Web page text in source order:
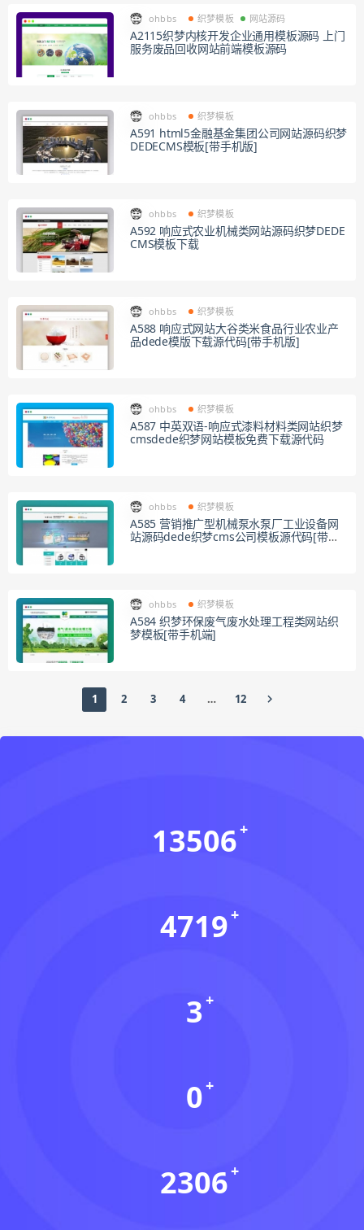
ohbbs 织梦模板 网站源码
A2115织梦内核开发企业通用模板源码 上门
服务废品回收网站前端模板源码
ohbbs 织梦模板
A591 html5金融基金集团公司网站源码织梦
DEDECMS模板[带手机版]
ohbbs 织梦模板
A592 响应式农业机械类网站源码织梦DEDE
CMS模板下载
ohbbs 织梦模板
A588 响应式网站大谷类米食品行业农业产
品dede模版下载源代码[带手机版]
ohbbs 织梦模板
A587 中英双语-响应式漆料材料类网站织梦
cmsdede织梦网站模板免费下载源代码
ohbbs 织梦模板
A585 营销推广型机械泵水泵厂工业设备网
站源码dede织梦cms公司模板源代码[带手
ohbbs 织梦模板
A584 织梦环保废气废水处理工程类网站织
梦模板[带手机端]
1 2 3 4 … 12
13506
4719
3
0
2306